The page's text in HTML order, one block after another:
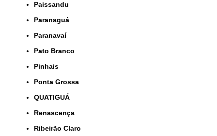
Paissandu
Paranaguá
Paranavaí
Pato Branco
Pinhais
Ponta Grossa
QUATIGUÁ
Renascença
Ribeirão Claro